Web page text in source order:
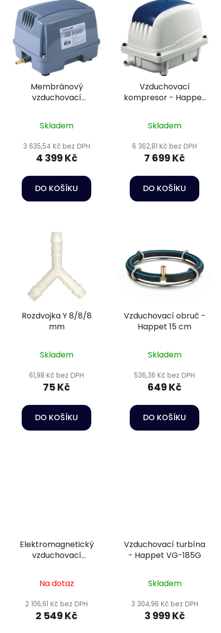
Membránový
vzduchovací
Skladem
3 635,54 Kč bez DPH
4 399 Kč
DO KOŠÍKU
Vzduchovací
kompresor - Happet
Skladem
6 362,81 Kč bez DPH
7 699 Kč
DO KOŠÍKU
Rozdvojka Y 8/8/8
mm
Skladem
61,98 Kč bez DPH
75 Kč
DO KOŠÍKU
Vzduchovací obruč -
Happet 15 cm
Skladem
536,36 Kč bez DPH
649 Kč
DO KOŠÍKU
Elektromagnetický
vzduchovací
Na dotaz
2 106,61 Kč bez DPH
2 549 Kč
Vzduchovací turbína
- Happet VG-185G
Skladem
3 304,96 Kč bez DPH
3 999 Kč